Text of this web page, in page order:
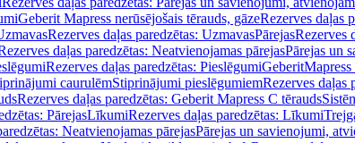
Geberit Mapress nerūsējošais tērauds, gāzeRezerves daļas
Rezerves daļas paredzētas: UzmavasPārejasRezerves
daļas paredzētas: Neatvienojamas pārejasPārejas un
Rezerves daļas paredzētas: PieslēgumiGeberitMapress
caurulēmStiprinājumi pieslēgumiemRezerves daļas
Rezerves daļas paredzētas: Geberit Mapress C tērauds
PārejasLīkumiRezerves daļas paredzētas: Līkumi
Neatvienojamas pārejasPārejas un savienojumi,